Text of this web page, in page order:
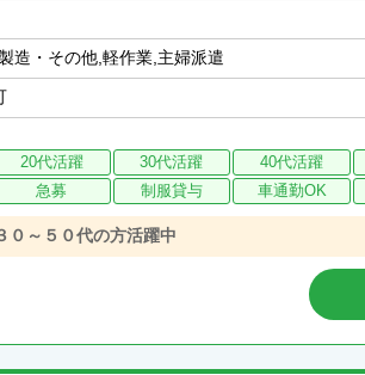
造・その他,軽作業,主婦派遣
20代活躍 30代活躍 40代活躍
急募 制服貸与 車通勤OK
０～５０代の方活躍中